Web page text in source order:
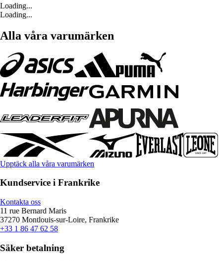
Loading...
Loading...
Alla våra varumärken
Upptäck alla våra varumärken
Kundservice i Frankrike
Kontakta oss
11 rue Bernard Maris
37270 Montlouis-sur-Loire, Frankrike
+33 1 86 47 62 58
Säker betalning